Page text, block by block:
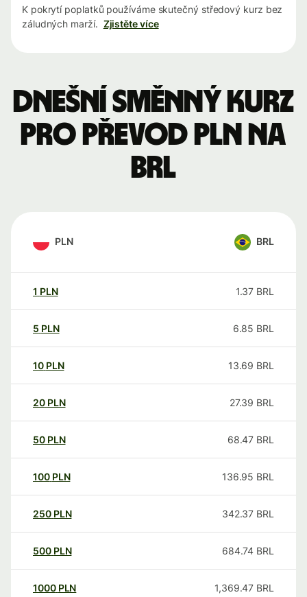
K pokrytí poplatků používáme skutečný středový kurz bez
záludných marží. Zjistěte více
Dnešní směnný kurz
pro převod PLN na
BRL
PLN BRL
1 PLN 1.37 BRL
5 PLN 6.85 BRL
10 PLN 13.69 BRL
20 PLN 27.39 BRL
50 PLN 68.47 BRL
100 PLN 136.95 BRL
250 PLN 342.37 BRL
500 PLN 684.74 BRL
1000 PLN 1,369.47 BRL